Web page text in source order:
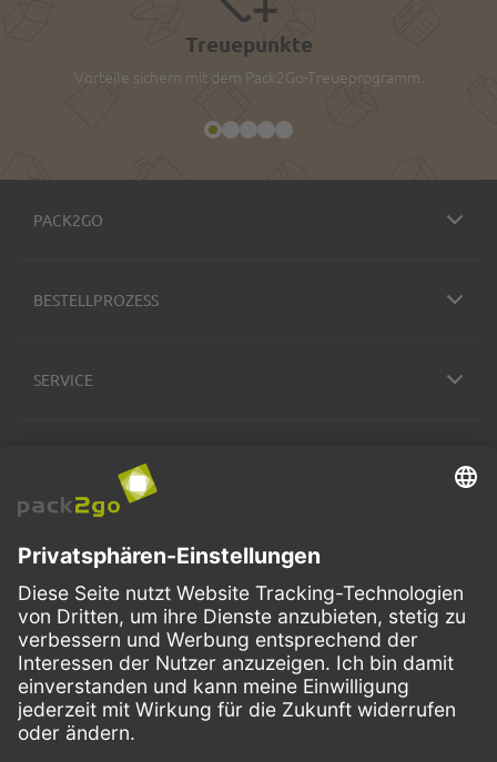
Treuepunkte
Vorteile sichern mit dem Pack2Go-Treueprogramm.
PACK2GO
BESTELLPROZESS
SERVICE
VERSANDARTEN
FacebookInstagramLinkedIn